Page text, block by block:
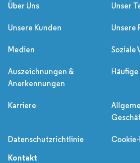
Über Uns
Unser
Unsere Kunden Unsere
Medien Soziale
Auszeichnungen &
Anerkennungen
Karriere
Datenschutzrichtlinie
Kontakt